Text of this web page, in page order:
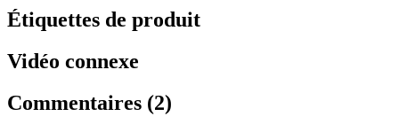
Étiquettes de produit
Vidéo connexe
Commentaires (2)